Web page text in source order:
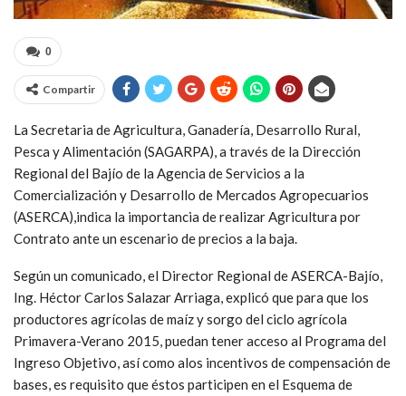
0
Compartir
La Secretaria de Agricultura, Ganadería, Desarrollo Rural,
Pesca y Alimentación (SAGARPA), a través de la Dirección
Regional del Bajío de la Agencia de Servicios a la
Comercialización y Desarrollo de Mercados Agropecuarios
(ASERCA),indica la importancia de realizar Agricultura por
Contrato ante un escenario de precios a la baja.
Según un comunicado, el Director Regional de ASERCA-Bajío,
Ing. Héctor Carlos Salazar Arriaga, explicó que para que los
productores agrícolas de maíz y sorgo del ciclo agrícola
Primavera-Verano 2015, puedan tener acceso al Programa del
Ingreso Objetivo, así como alos incentivos de compensación de
bases, es requisito que éstos participen en el Esquema de